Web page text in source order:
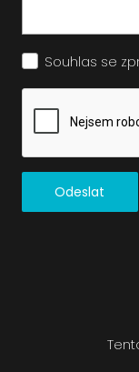
Souhlas se
Odeslat